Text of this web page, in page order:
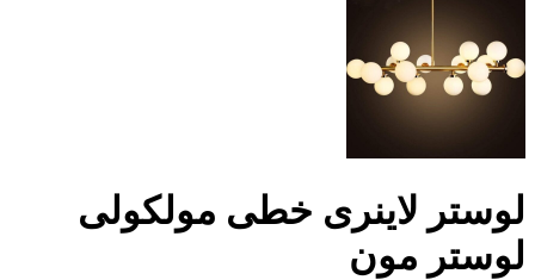
لوستر لاینری خطی مولکولی
لوستر مون